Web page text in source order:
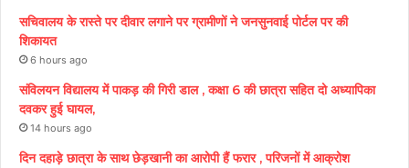
सचिवालय के रास्ते पर दीवार लगाने पर ग्रामीणों ने जनसुनवाई पोर्टल पर की
शिकायत
6 hours ago
संविलयन विद्यालय में पाकड़ की गिरी डाल , कक्षा 6 की छात्रा सहित दो अध्यापिका
दवकर हुई घायल,
14 hours ago
दिन दहाड़े छात्रा के साथ छेड़खानी का आरोपी हैं फरार , परिजनों में आक्रोश